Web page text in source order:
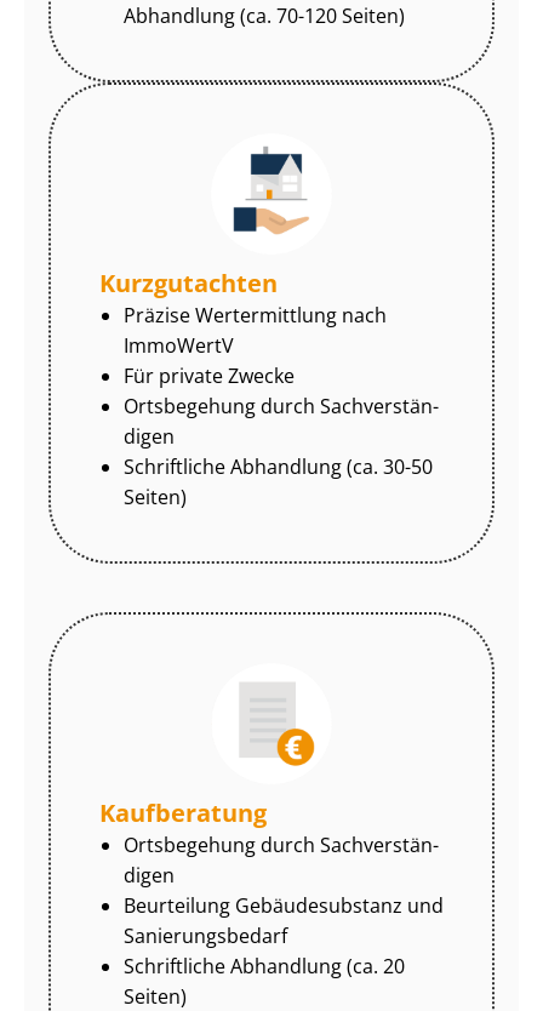
Abhandlung (ca. 70-120 Seiten)
Kurzgutachten
Präzise Wertermittlung nach
ImmoWertV
Für private Zwecke
Ortsbegehung durch Sach­ver­stän­
di­gen
Schriftliche Abhandlung (ca. 30-50
Seiten)
Kaufberatung
Ortsbegehung durch Sach­ver­stän­
di­gen
Beurteilung Gebäudesubstanz und
Sa­nie­rungs­be­darf
Schriftliche Abhandlung (ca. 20
Seiten)